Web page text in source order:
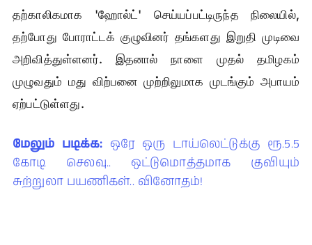
தற்காலிகமாக 'ஹோல்ட்' செய்யப்பட்டிருந்த நிலையில்,
தற்போது போராட்டக் குழுவினர் தங்களது இறுதி முடிவை
அறிவித்துள்ளனர். இதனால் நாளை முதல் தமிழகம்
முழுவதும் மது விற்பனை முற்றிலுமாக முடங்கும் அபாயம்
ஏற்பட்டுள்ளது.
மேலும் படிக்க: ஒரே ஒரு டாய்லெட்டுக்கு ரூ.5.5
கோடி செலவு.. ஒட்டுமொத்தமாக குவியும்
சுற்றுலா பயணிகள்.. வினோதம்!